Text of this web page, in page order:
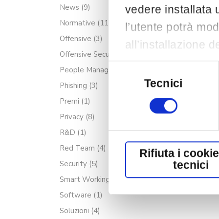
vedere installata
l’utente potrà
all’installazione
posizionato in
cookie
l’installazione
cookie non
Per saperne di
consenso
Tecnici
Rifiuta i
tecnici
News (9)
Normative (11)
Offensive (3)
Offensive Security
People Management
Phishing (3)
Premi (1)
Privacy (8)
R&D (1)
Red Team (4)
Security (5)
Smart Working
Software (1)
Soluzioni (4)